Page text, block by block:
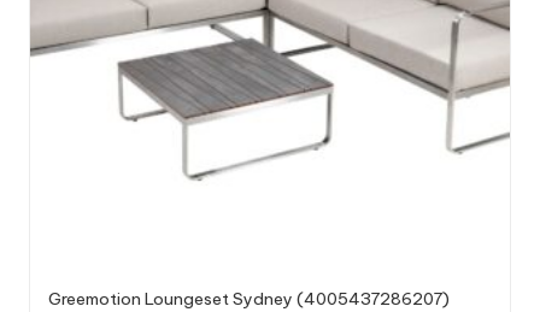
Greemotion Loungeset Sydney (4005437286207)